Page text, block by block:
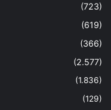
(723)
(619)
(366)
(2.577)
(1.836)
(129)